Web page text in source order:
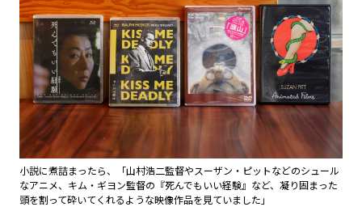
小説に煮詰まったら、「山村浩二監督やスーザン・ピットなどのシュール
なアニメ、キム・ギヨン監督の『死んでもいい経験』など、凝り固まった
頭を割って砕いてくれるような映像作品を見ていました」